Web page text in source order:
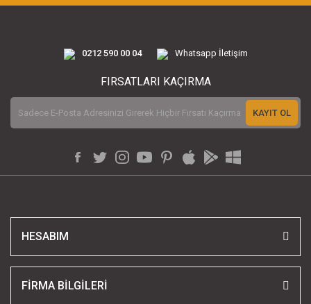
0212 590 00 04 Whatsapp İletişim
FIRSATLARI KAÇIRMA
KAYIT OL
HESABIM
FİRMA BİLGİLERİ